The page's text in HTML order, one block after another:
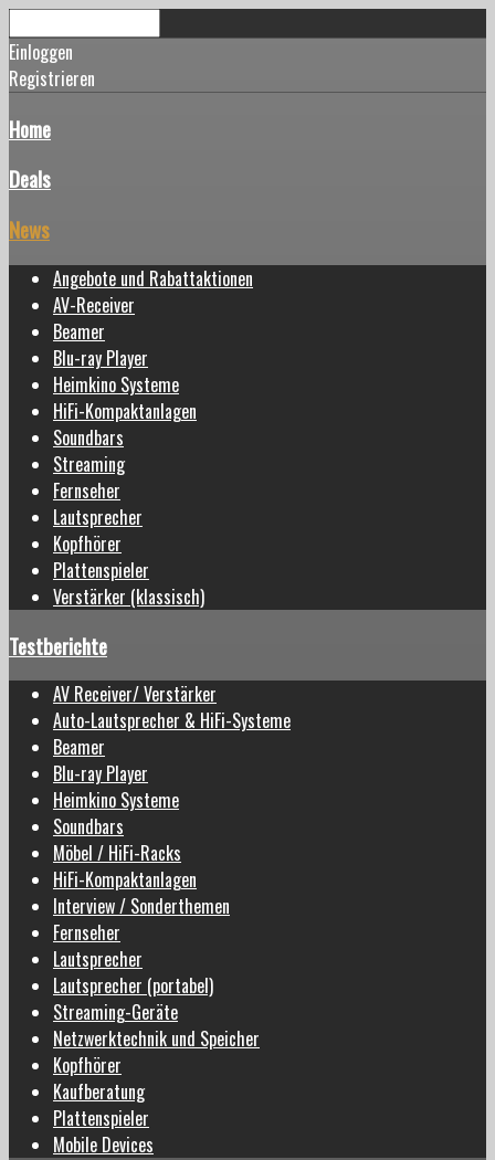
Einloggen
Registrieren
Home
Deals
News
Angebote und Rabattaktionen
AV-Receiver
Beamer
Blu-ray Player
Heimkino Systeme
HiFi-Kompaktanlagen
Soundbars
Streaming
Fernseher
Lautsprecher
Kopfhörer
Plattenspieler
Verstärker (klassisch)
Testberichte
AV Receiver/ Verstärker
Auto-Lautsprecher & HiFi-Systeme
Beamer
Blu-ray Player
Heimkino Systeme
Soundbars
Möbel / HiFi-Racks
HiFi-Kompaktanlagen
Interview / Sonderthemen
Fernseher
Lautsprecher
Lautsprecher (portabel)
Streaming-Geräte
Netzwerktechnik und Speicher
Kopfhörer
Kaufberatung
Plattenspieler
Mobile Devices